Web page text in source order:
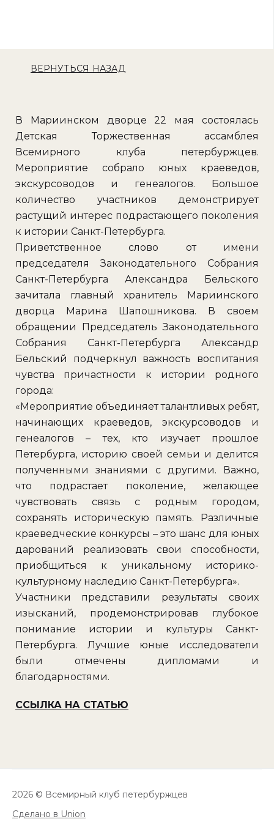
ВЕРНУТЬСЯ НАЗАД
В Мариинском дворце 22 мая состоялась
Детская Торжественная ассамблея
Всемирного клуба петербуржцев.
Мероприятие собрало юных краеведов,
экскурсоводов и генеалогов. Большое
количество участников демонстрирует
растущий интерес подрастающего поколения
к истории Санкт-Петербурга.
Приветственное слово от имени
председателя Законодательного Собрания
Санкт-Петербурга Александра Бельского
зачитала главный хранитель Мариинского
дворца Марина Шапошникова. В своем
обращении Председатель Законодательного
Собрания Санкт-Петербурга Александр
Бельский подчеркнул важность воспитания
чувства причастности к истории родного
города:
«Мероприятие объединяет талантливых ребят,
начинающих краеведов, экскурсоводов и
генеалогов – тех, кто изучает прошлое
Петербурга, историю своей семьи и делится
полученными знаниями с другими. Важно,
что подрастает поколение, желающее
чувствовать связь с родным городом,
сохранять историческую память. Различные
краеведческие конкурсы – это шанс для юных
дарований реализовать свои способности,
приобщиться к уникальному историко-
культурному наследию Санкт-Петербурга».
Участники представили результаты своих
изысканий, продемонстрировав глубокое
понимание истории и культуры Санкт-
Петербурга. Лучшие юные исследователи
были отмечены дипломами и
благодарностями.
ССЫЛКА НА СТАТЬЮ
2026 © Всемирный клуб петербуржцев
Сделано в Union